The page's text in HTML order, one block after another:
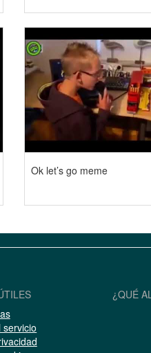
Ok let’s go meme
servicio
¿QUÉ